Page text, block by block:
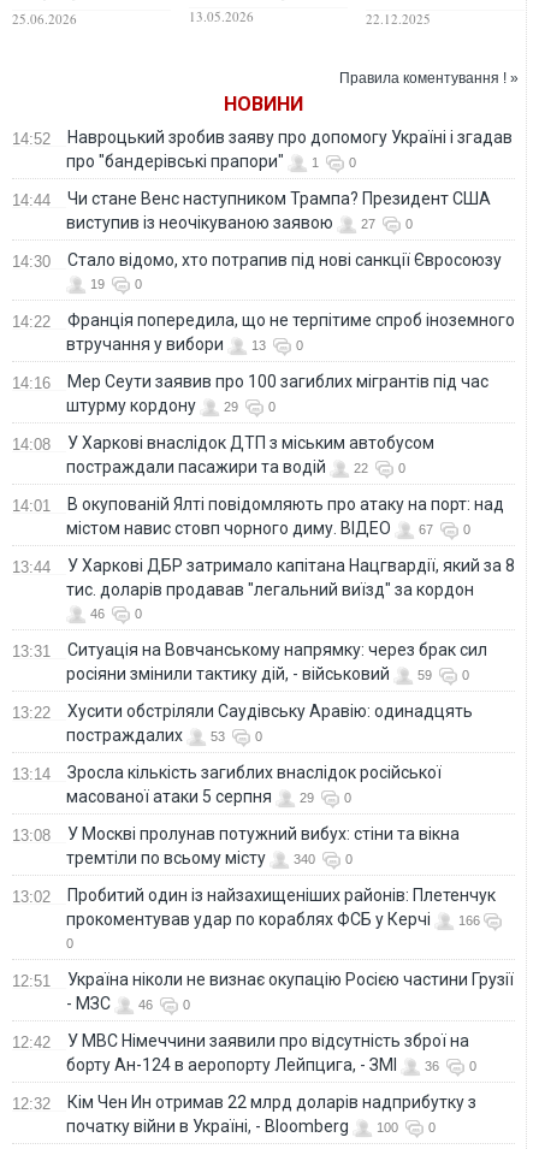
"Золотого купола"
— Гегсет
25.06.2026
13.05.2026
супутників для
відстеження ракет
22.12.2025
Правила коментування ! »
НОВИНИ
14:52
Навроцький зробив заяву про допомогу Україні і згадав
про "бандерівські прапори"
1 0
14:44
Чи стане Венс наступником Трампа? Президент США
виступив із неочікуваною заявою
27 0
14:30 Стало відомо, хто потрапив під нові санкції Євросоюзу
19 0
14:22
Франція попередила, що не терпітиме спроб іноземного
втручання у вибори
13 0
14:16
Мер Сеути заявив про 100 загиблих мігрантів під час
штурму кордону
29 0
14:08
У Харкові внаслідок ДТП з міським автобусом
постраждали пасажири та водій
22 0
14:01
В окупованій Ялті повідомляють про атаку на порт: над
містом навис стовп чорного диму. ВІДЕО
67 0
13:44
У Харкові ДБР затримало капітана Нацгвардії, який за 8
тис. доларів продавав "легальний виїзд" за кордон
46 0
13:31
Ситуація на Вовчанському напрямку: через брак сил
росіяни змінили тактику дій, - військовий
59 0
13:22
Хусити обстріляли Саудівську Аравію: одинадцять
постраждалих
53 0
13:14
Зросла кількість загиблих внаслідок російської
масованої атаки 5 серпня
29 0
13:08
У Москві пролунав потужний вибух: стіни та вікна
тремтіли по всьому місту
340 0
13:02
Пробитий один із найзахищеніших районів: Плетенчук
прокоментував удар по кораблях ФСБ у Керчі
166
0
12:51
Україна ніколи не визнає окупацію Росією частини Грузії
- МЗС
46 0
12:42
У МВС Німеччини заявили про відсутність зброї на
борту Ан-124 в аеропорту Лейпцига, - ЗМІ
36 0
12:32
Кім Чен Ин отримав 22 млрд доларів надприбутку з
початку війни в Україні, - Bloomberg
100 0